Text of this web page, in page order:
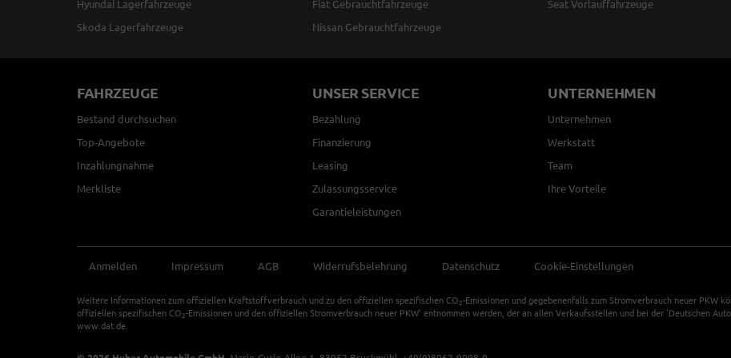
Hyundai Lagerfahrzeuge
Skoda Lagerfahrzeuge
Fiat Gebrauchtfahrzeuge
Nissan Gebrauchtfahrzeuge
Seat Vorlauffahrzeuge
FAHRZEUGE
Bestand durchsuchen
Top-Angebote
Inzahlungnahme
Merkliste
UNSER SERVICE
Bezahlung
Finanzierung
Leasing
Zulassungsservice
Garantieleistungen
UNTERNEHMEN
Unternehmen
Werkstatt
Team
Ihre Vorteile
Anmelden Impressum AGB Widerrufsbelehrung Datenschutz Cookie-Einstellungen
Weitere Informationen zum offiziellen Kraftstoffverbrauch und zu den offiziellen spezifischen CO 2-Emissionen und gegebenenfalls zum Stromverbrauch neuer
offiziellen spezifischen CO 2-Emissionen und den offiziellen Stromverbrauch neuer PKW' entnommen werden, der an allen Verkaufsstellen und bei der 'Deutschen
www.dat.de.